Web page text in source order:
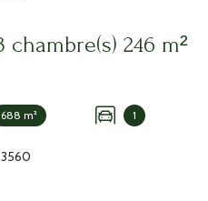
Maison 7 pièce(s) 3 chambre(s) 246 m²
688 m² 1
3560